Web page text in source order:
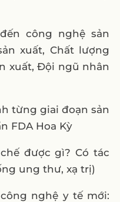
công nghệ sản
xuất, Chất lượng
xuất, Đội ngũ nhân
từng giai đoạn sản
FDA Hoa Kỳ
được gì? Có tác
ung thư, xạ trị)
nghệ y tế mới: